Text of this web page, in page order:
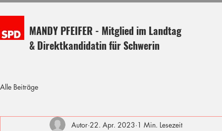
MANDY PFEIFER - Mitglied im Landtag
& Direktkandidatin für Schwerin
Alle Beiträge
Autor 22. Apr. 2023 1 Min. Lesezeit